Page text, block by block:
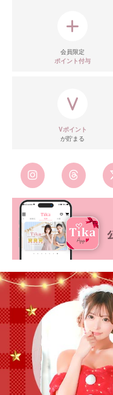
会員限定
ポイント付与
Vポイント
が貯まる